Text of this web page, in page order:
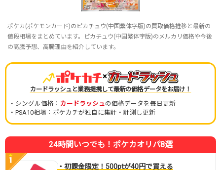
ポケカ(ポケモンカード)のピカチュウ(中国繁体字版)の買取価格推移と最新の
値段相場をまとめています。ピカチュウ(中国繁体字版)のメルカリ価格や今後
の高騰予想、高騰理由を紹介しています。
×
カードラッシュと業務提携して最新の価格データをお届け！
・シングル価格： カードラッシュの価格データを毎日更新
・PSA10相場：ポケカチが独自に集計・計測し更新
24時間いつでも！ポケカオリパ8選
・初課金限定！500ptが40円で買える